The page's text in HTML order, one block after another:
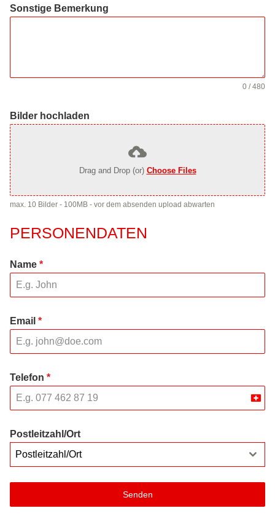
Sonstige Bemerkung
0 / 480
Bilder hochladen
Drag and Drop (or) Choose Files
max. 10 Bilder - 100MB - vor dem absenden upload abwarten
PERSONENDATEN
Name *
Email *
Telefon *
Postleitzahl/Ort
Postleitzahl/Ort
Senden